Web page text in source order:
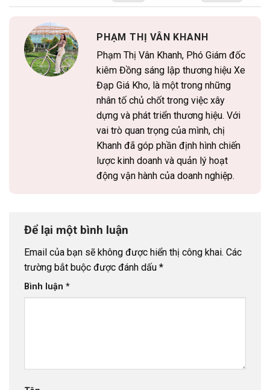
PHẠM THỊ VÂN KHANH
Phạm Thị Vân Khanh, Phó Giám đốc
kiêm Đồng sáng lập thương hiệu Xe
Đạp Giá Kho, là một trong những
nhân tố chủ chốt trong việc xây
dựng và phát triển thương hiệu. Với
vai trò quan trọng của mình, chị
Khanh đã góp phần định hình chiến
lược kinh doanh và quản lý hoạt
động vận hành của doanh nghiệp.
Để lại một bình luận
Email của bạn sẽ không được hiển thị công khai. Các
trường bắt buộc được đánh dấu *
Bình luận *